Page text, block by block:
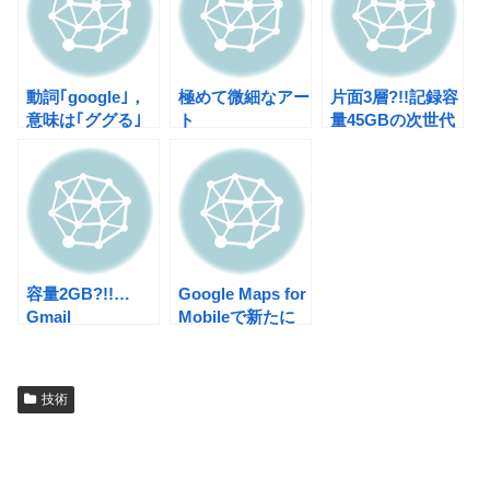
動詞｢google｣，
意味は｢ググる｣
極めて微細なアー
ト
片面3層?!!記録容
量45GBの次世代
容量2GB?!!…
Gmail
Google Maps for
Mobileで新たに
技術